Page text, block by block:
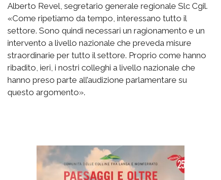
Alberto Revel, segretario generale regionale Slc Cgil.
«Come ripetiamo da tempo, interessano tutto il
settore. Sono quindi necessari un ragionamento e un
intervento a livello nazionale che preveda misure
straordinarie per tutto il settore. Proprio come hanno
ribadito, ieri, i nostri colleghi a livello nazionale che
hanno preso parte all’audizione parlamentare su
questo argomento».